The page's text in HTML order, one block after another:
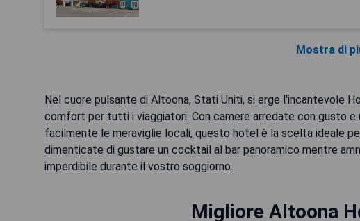
Mostra di
Nel cuore pulsante di Altoona, Stati Uniti, si erge l'incantevole
comfort per tutti i viaggiatori. Con camere arredate con gusto
facilmente le meraviglie locali, questo hotel è la scelta ideale
dimenticate di gustare un cocktail al bar panoramico mentre
imperdibile durante il vostro soggiorno.
Migliore Altoona